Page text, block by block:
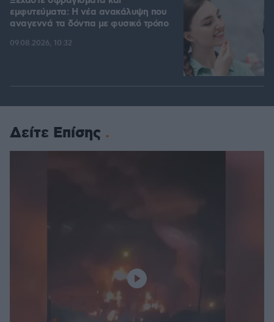
εμφυτεύματα: Η νέα ανακάλυψη που
αναγεννά τα δόντια με φυσικό τρόπο
09.08.2026, 10:32
Δείτε Επίσης